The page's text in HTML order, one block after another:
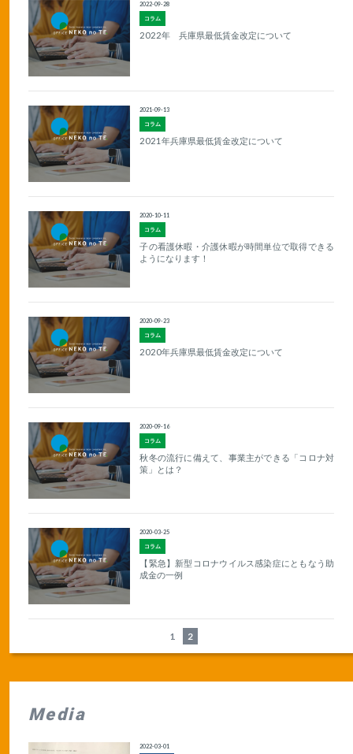
コラム
2022-09-28
2022年 兵庫県最低賃金改定について
コラム
2021-09-13
2021年兵庫県最低賃金改定について
コラム
2020-10-11
子の看護休暇・介護休暇が時間単位で取得できる
ようになります！
コラム
2020-09-23
2020年兵庫県最低賃金改定について
コラム
2020-09-16
秋冬の流行に備えて、事業主ができる「コロナ対
策」とは？
コラム
2020-03-25
【緊急】新型コロナウイルス感染症にともなう助
成金の一例
1 2
Media
2022-03-01